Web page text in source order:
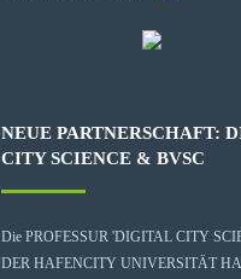
NEUE PARTNERSCHAFT:
CITY SCIENCE & BVSC
Die PROFESSUR 'DIGITAL CITY
DER HAFENCITY UNIVERSITÄT